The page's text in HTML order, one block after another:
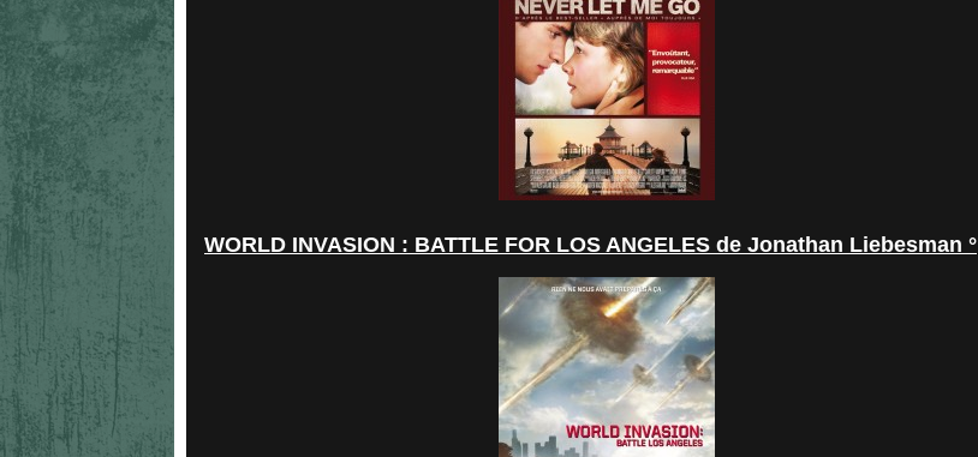
WORLD INVASION : BATTLE FOR LOS ANGELES de Jonathan Liebesman °